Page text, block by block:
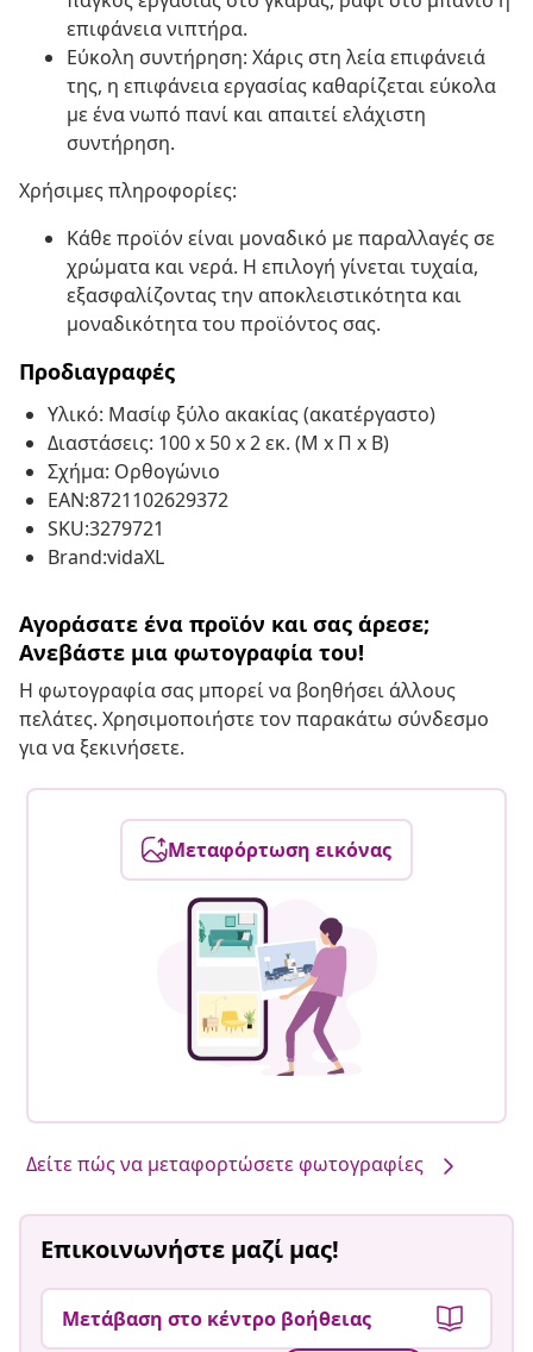
επιφάνεια νιπτήρα.
Εύκολη συντήρηση: Χάρις στη λεία επιφάνειά
της, η επιφάνεια εργασίας καθαρίζεται εύκολα
με ένα νωπό πανί και απαιτεί ελάχιστη
συντήρηση.
Χρήσιμες πληροφορίες:
Κάθε προϊόν είναι μοναδικό με παραλλαγές σε
χρώματα και νερά. Η επιλογή γίνεται τυχαία,
εξασφαλίζοντας την αποκλειστικότητα και
μοναδικότητα του προϊόντος σας.
Προδιαγραφές
Υλικό: Μασίφ ξύλο ακακίας (ακατέργαστο)
Διαστάσεις: 100 x 50 x 2 εκ. (Μ x Π x B)
Σχήμα: Ορθογώνιο
EAN:8721102629372
SKU:3279721
Brand:vidaXL
Αγοράσατε ένα προϊόν και σας άρεσε;
Ανεβάστε μια φωτογραφία του!
Η φωτογραφία σας μπορεί να βοηθήσει άλλους
πελάτες. Χρησιμοποιήστε τον παρακάτω σύνδεσμο
για να ξεκινήσετε.
Μεταφόρτωση εικόνας
Δείτε πώς να μεταφορτώσετε φωτογραφίες
Επικοινωνήστε μαζί μας!
Μετάβαση στο κέντρο βοήθειας